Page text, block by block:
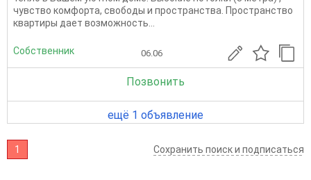
чувство комфорта, свободы и пространства. Пространство
квартиры дает возможность...
Собственник 06.06
Позвонить
ещё 1 объявление
1 Сохранить поиск и подписаться